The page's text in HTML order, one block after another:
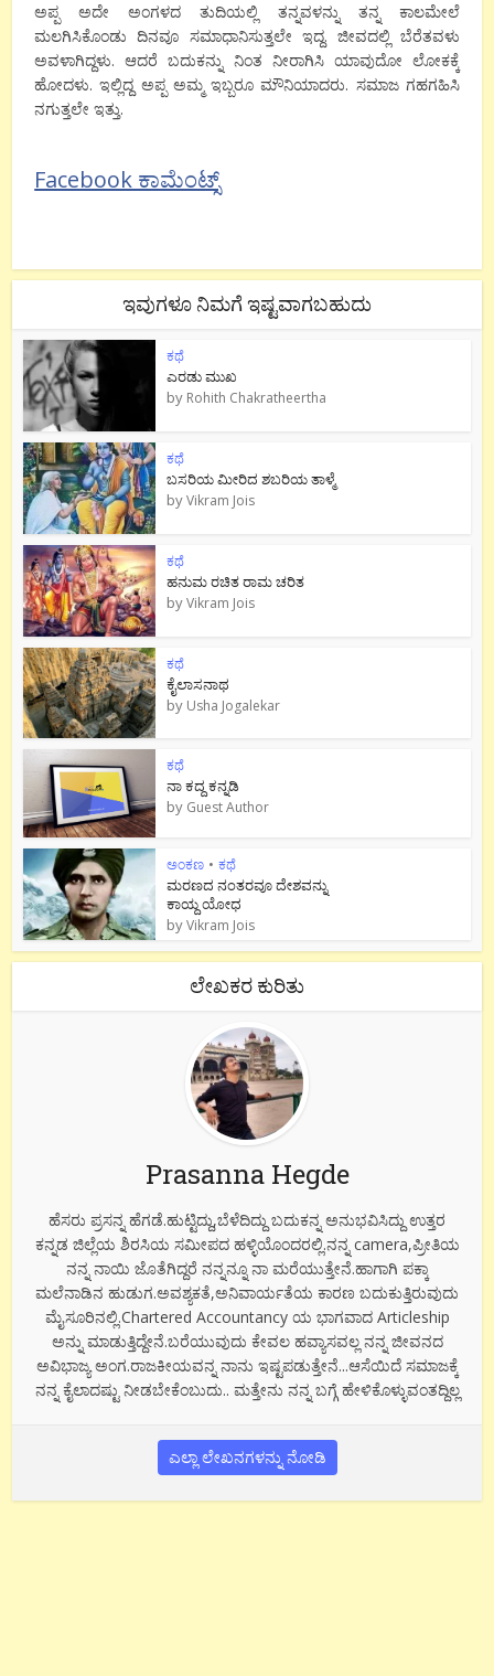
ಅಪ್ಪ ಅದೇ ಅಂಗಳದ ತುದಿಯಲ್ಲಿ ತನ್ನವಳನ್ನು ತನ್ನ ಕಾಲಮೇಲೆ
ಮಲಗಿಸಿಕೊಂಡು ದಿನವೂ ಸಮಾಧಾನಿಸುತ್ತಲೇ ಇದ್ದ. ಜೀವದಲ್ಲಿ ಬೆರೆತವಳು
ಅವಳಾಗಿದ್ದಳು. ಆದರೆ ಬದುಕನ್ನು ನಿಂತ ನೀರಾಗಿಸಿ ಯಾವುದೋ ಲೋಕಕ್ಕೆ
ಹೋದಳು. ಇಲ್ಲಿದ್ದ ಅಪ್ಪ ಅಮ್ಮ ಇಬ್ಬರೂ ಮೌನಿಯಾದರು. ಸಮಾಜ ಗಹಗಹಿಸಿ
ನಗುತ್ತಲೇ ಇತ್ತು.
Facebook ಕಾಮೆಂಟ್ಸ್
ಇವುಗಳೂ ನಿಮಗೆ ಇಷ್ಟವಾಗಬಹುದು
ಕಥೆ
ಎರಡು ಮುಖ
by Rohith Chakratheertha
ಕಥೆ
ಬಸರಿಯ ಮೀರಿದ ಶಬರಿಯ ತಾಳ್ಮೆ
byVikram Jois
ಕಥೆ
ಹನುಮ ರಚಿತ ರಾಮ‌ ಚರಿತ
byVikram Jois
ಕಥೆ
ಕೈಲಾಸನಾಥ
by Usha Jogalekar
ಕಥೆ
ನಾ ಕದ್ದ ಕನ್ನಡಿ
by Guest Author
ಅಂಕಣ • ಕಥೆ
ಮರಣದ ನಂತರವೂ ದೇಶವನ್ನು
ಕಾಯ್ದ ಯೋಧ
byVikram Jois
ಲೇಖಕರ ಕುರಿತು
Prasanna Hegde
ಹೆಸರು ಪ್ರಸನ್ನ ಹೆಗಡೆ.ಹುಟ್ಟಿದ್ದು,ಬೆಳೆದಿದ್ದು ಬದುಕನ್ನ ಅನುಭವಿಸಿದ್ದು ಉತ್ತರ
ಕನ್ನಡ ಜಿಲ್ಲೆಯ ಶಿರಸಿಯ ಸಮೀಪದ ಹಳ್ಳಿಯೊಂದರಲ್ಲಿ.ನನ್ನ camera,ಪ್ರೀತಿಯ
ನನ್ನ ನಾಯಿ ಜೊತೆಗಿದ್ದರೆ ನನ್ನನ್ನೂ ನಾ ಮರೆಯುತ್ತೇನೆ.ಹಾಗಾಗಿ ಪಕ್ಕಾ
ಮಲೆನಾಡಿನ ಹುಡುಗ.ಅವಶ್ಯಕತೆ,ಅನಿವಾರ್ಯತೆಯ ಕಾರಣ ಬದುಕುತ್ತಿರುವುದು
ಮೈಸೂರಿನಲ್ಲಿ.Chartered Accountancy ಯ ಭಾಗವಾದ Articleship
ಅನ್ನು ಮಾಡುತ್ತಿದ್ದೇನೆ.ಬರೆಯುವುದು ಕೇವಲ ಹವ್ಯಾಸವಲ್ಲ ನನ್ನ ಜೀವನದ
ಅವಿಭಾಜ್ಯ ಅಂಗ.ರಾಜಕೀಯವನ್ನ ನಾನು ಇಷ್ಟಪಡುತ್ತೇನೆ...ಆಸೆಯಿದೆ ಸಮಾಜಕ್ಕೆ
ನನ್ನ ಕೈಲಾದಷ್ಟು ನೀಡಬೇಕೆಂಬುದು.. ಮತ್ತೇನು ನನ್ನ ಬಗ್ಗೆ ಹೇಳಿಕೊಳ್ಳುವಂತದ್ದಿಲ್ಲ
ಎಲ್ಲಾ ಲೇಖನಗಳನ್ನು ನೋಡಿ